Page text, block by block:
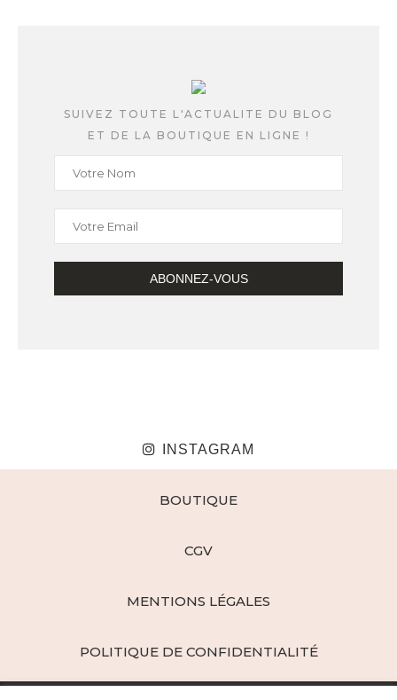
SUIVEZ TOUTE L'ACTUALITE DU BLOG
ET DE LA BOUTIQUE EN LIGNE !
INSTAGRAM
BOUTIQUE
CGV
MENTIONS LÉGALES
POLITIQUE DE CONFIDENTIALITÉ